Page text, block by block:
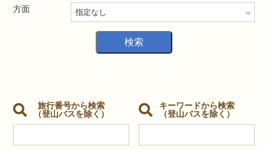
方面
旅行番号から検索
（登山バスを除く）
キーワードから検索
（登山バスを除く）